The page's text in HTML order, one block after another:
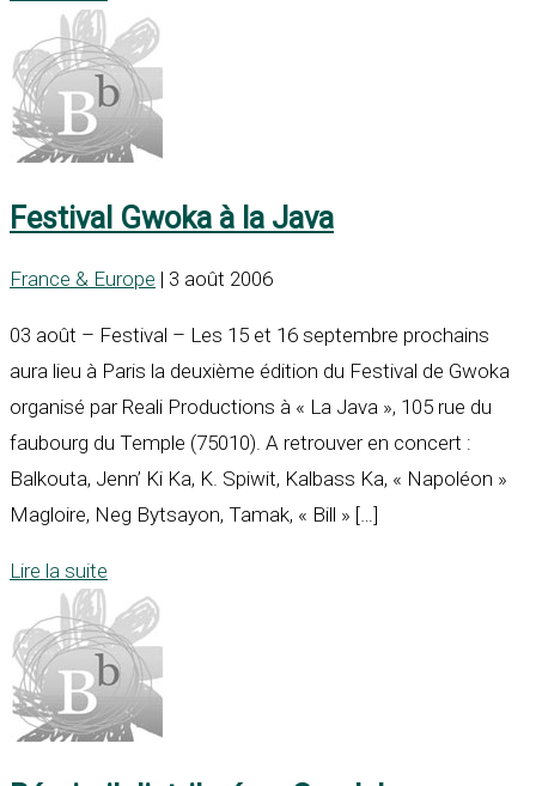
Festival Gwoka à la Java
France & Europe | 3 août 2006
03 août – Festival – Les 15 et 16 septembre prochains
aura lieu à Paris la deuxième édition du Festival de Gwoka
organisé par Reali Productions à « La Java », 105 rue du
faubourg du Temple (75010). A retrouver en concert :
Balkouta, Jenn’ Ki Ka, K. Spiwit, Kalbass Ka, « Napoléon »
Magloire, Neg Bytsayon, Tamak, « Bill » […]
Lire la suite